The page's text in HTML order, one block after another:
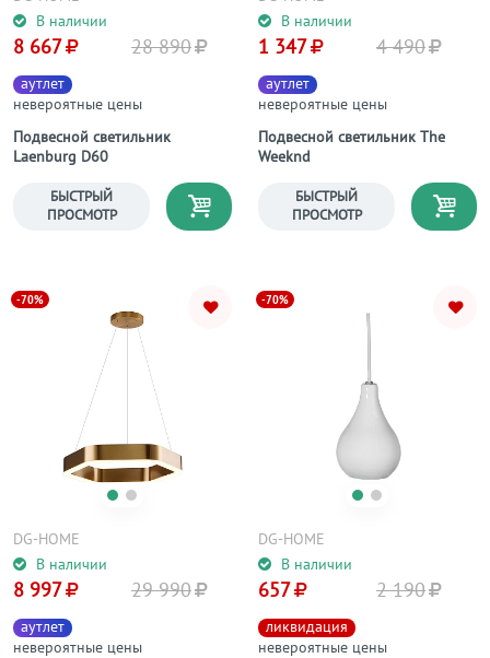
В наличии
Подвесной светильник
Laenburg D60
аутлет
невероятные цены
8 667 28 890
БЫСТРЫЙ
ПРОСМОТР
В наличии
Подвесной светильник The
Weeknd
аутлет
невероятные цены
1 347 4 490
БЫСТРЫЙ
ПРОСМОТР
-70%
В наличии
DG-HOME
аутлет
невероятные цены
8 997 29 990
-70%
В наличии
DG-HOME
ликвидация
невероятные цены
657 2 190